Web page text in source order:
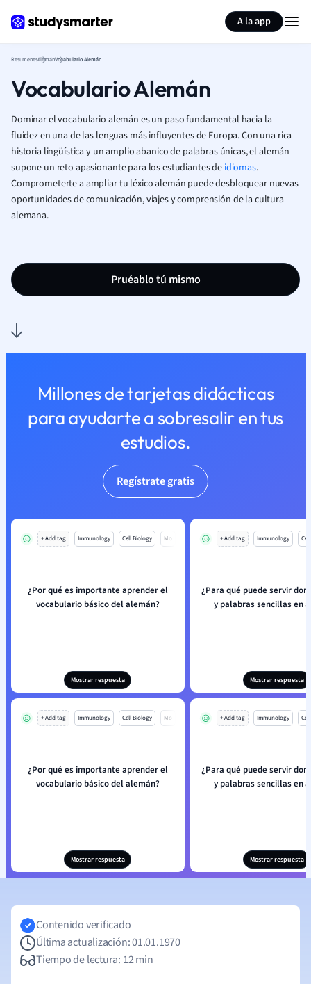
A la app
ResumenesAlemánVocabulario Alemán
Vocabulario Alemán
Dominar el vocabulario alemán es un paso fundamental hacia la
fluidez en una de las lenguas más influyentes de Europa. Con una rica
historia lingüística y un amplio abanico de palabras únicas, el alemán
supone un reto apasionante para los estudiantes de idiomas.
Comprometerte a ampliar tu léxico alemán puede desbloquear nuevas
oportunidades de comunicación, viajes y comprensión de la cultura
alemana.
Pruéablo tú mismo
Millones de tarjetas didácticas
para ayudarte a sobresalir en tus
estudios.
Regístrate gratis
+ Add tag Immunology Cell Biology Mo
¿Por qué es importante aprender el
vocabulario básico del alemán?
Mostrar respuesta
+ Add tag Immunology
¿Para qué puede servir
y palabras sencillas en
Mostrar respuesta
+ Add tag Immunology Cell Biology Mo
¿Por qué es importante aprender el
vocabulario básico del alemán?
Mostrar respuesta
+ Add tag Immunology
¿Para qué puede servir
y palabras sencillas en
Mostrar respuesta
Resumir página
Contenido verificado
Última actualización: 01.01.1970
Tiempo de lectura: 12 min